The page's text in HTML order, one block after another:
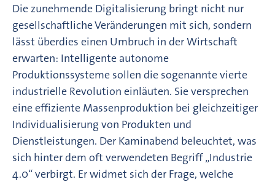
Die zunehmende Digitalisierung bringt nicht nur
gesellschaftliche Veränderungen mit sich, sondern
lässt überdies einen Umbruch in der Wirtschaft
erwarten: Intelligente autonome
Produktionssysteme sollen die sogenannte vierte
industrielle Revolution einläuten. Sie versprechen
eine effiziente Massenproduktion bei gleichzeitiger
Individualisierung von Produkten und
Dienstleistungen. Der Kaminabend beleuchtet, was
sich hinter dem oft verwendeten Begriff „Industrie
4.0“ verbirgt. Er widmet sich der Frage, welche